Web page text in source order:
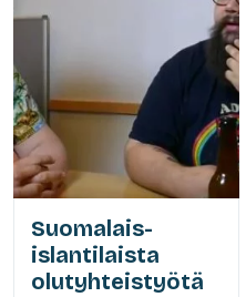
Suomalais-
islantilaista
olutyhteistyötä